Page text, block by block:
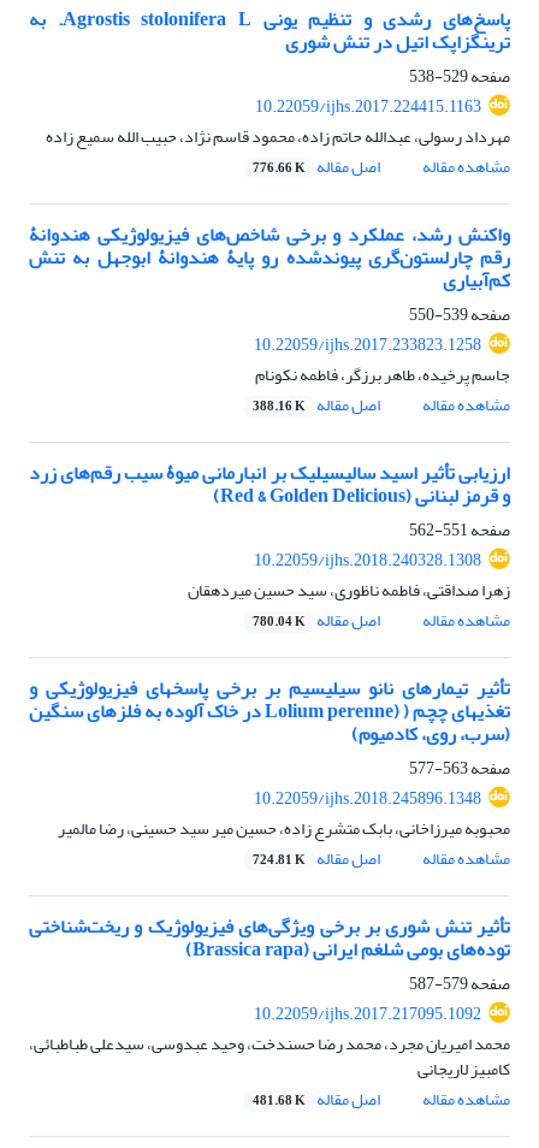
پاسخ‌های رشدی و تنظیم یونی Agrostis stolonifera L. به
ترینگزاپک اتیل در تنش شوری
صفحه529-538
10.22059/ijhs.2017.224415.1163
مهرداد رسولی، عبدالله حاتم زاده، محمود قاسم نژاد، حبیب الله سمیع زاده
مشاهده مقاله
اصل مقاله 776.66 K
واکنش رشد، عملکرد و برخی شاخص‌های فیزیولوژیکی هندوانۀ
رقم چارلستون‌گری پیوندشده رو پایۀ هندوانۀ ابوجهل به تنش
کم‌آبیاری
صفحه539-550
10.22059/ijhs.2017.233823.1258
جاسم پرخیده، طاهر برزگر، فاطمه نکونام
مشاهده مقاله
اصل مقاله 388.16 K
ارزیابی تأثیر اسید سالیسیلیک بر انبارمانی میوۀ سیب رقم‌های زرد
و قرمز لبنانی (Red & Golden Delicious)
صفحه551-562
10.22059/ijhs.2018.240328.1308
زهرا صداقتی، فاطمه ناظوری، سید حسین میردهقان
مشاهده مقاله
اصل مقاله 780.04 K
تأثیر تیمارهای نانو سیلیسیم بر برخی پاسخ‎های فیزیولوژیکی و
تغذیه‎ای چچم ( (Lolium perenne در خاک آلوده به فلزهای سنگین
(سرب، روی، کادمیوم)
صفحه563-577
10.22059/ijhs.2018.245896.1348
محبوبه میرزاخانی، بابک متشرع زاده، حسین میر سید حسینی، رضا مالمیر
مشاهده مقاله
اصل مقاله 724.81 K
تأثیر تنش شوری بر برخی ویژگی‌های فیزیولوژیک و ریخت‌شناختی
توده‌های بومی شلغم ایرانی (Brassica rapa)
صفحه579-587
10.22059/ijhs.2017.217095.1092
محمد امیریان مجرد، محمد رضا حسندخت، وحید عبدوسی، سیدعلی طباطبائی،
کامبیز لاریجانی
مشاهده مقاله
اصل مقاله 481.68 K